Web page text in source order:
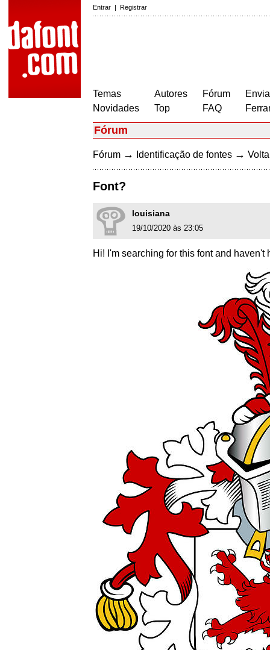
Entrar | Registrar
Temas
Novidades
Autores
Top
Fórum
FAQ
Fórum
Fórum → Identificação de fontes →
Font?
louisiana
19/10/2020 às 23:05
Hi! I'm searching for this font and